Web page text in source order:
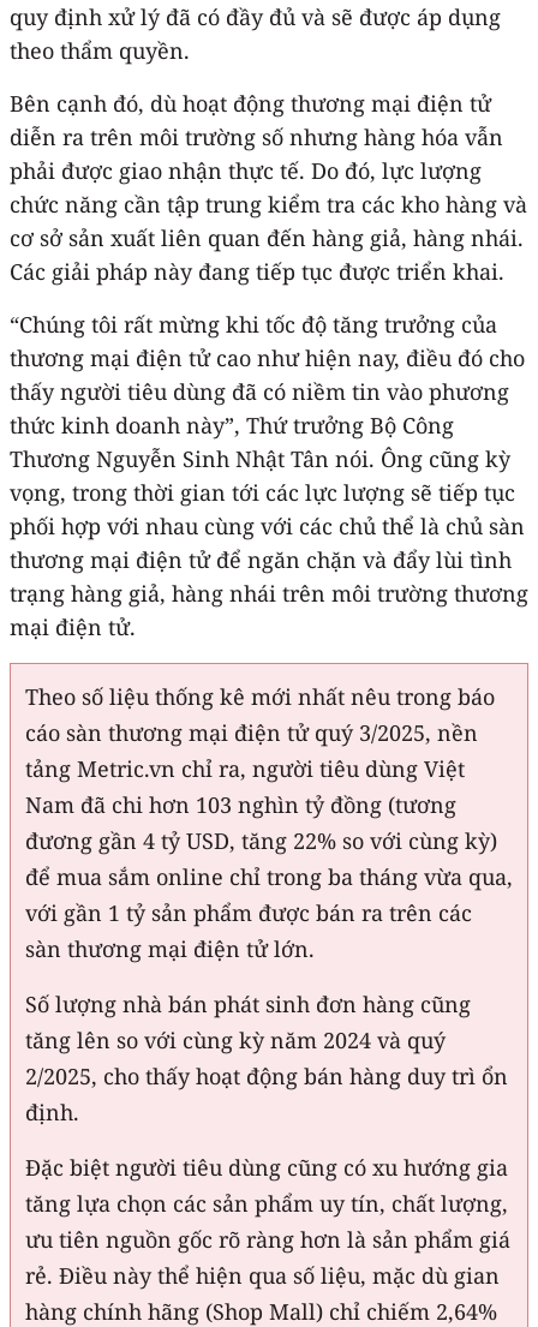
quy định xử lý đã có đầy đủ và sẽ được áp dụng
theo thẩm quyền.
Bên cạnh đó, dù hoạt động thương mại điện tử
diễn ra trên môi trường số nhưng hàng hóa vẫn
phải được giao nhận thực tế. Do đó, lực lượng
chức năng cần tập trung kiểm tra các kho hàng và
cơ sở sản xuất liên quan đến hàng giả, hàng nhái.
Các giải pháp này đang tiếp tục được triển khai.
“Chúng tôi rất mừng khi tốc độ tăng trưởng của
thương mại điện tử cao như hiện nay, điều đó cho
thấy người tiêu dùng đã có niềm tin vào phương
thức kinh doanh này”, Thứ trưởng Bộ Công
Thương Nguyễn Sinh Nhật Tân nói. Ông cũng kỳ
vọng, trong thời gian tới các lực lượng sẽ tiếp tục
phối hợp với nhau cùng với các chủ thể là chủ sàn
thương mại điện tử để ngăn chặn và đẩy lùi tình
trạng hàng giả, hàng nhái trên môi trường thương
mại điện tử.
Theo số liệu thống kê mới nhất nêu trong báo
cáo sàn thương mại điện tử quý 3/2025, nền
tảng Metric.vn chỉ ra, người tiêu dùng Việt
Nam đã chi hơn 103 nghìn tỷ đồng (tương
đương gần 4 tỷ USD, tăng 22% so với cùng kỳ)
để mua sắm online chỉ trong ba tháng vừa qua,
với gần 1 tỷ sản phẩm được bán ra trên các
sàn thương mại điện tử lớn.
Số lượng nhà bán phát sinh đơn hàng cũng
tăng lên so với cùng kỳ năm 2024 và quý
2/2025, cho thấy hoạt động bán hàng duy trì ổn
định.
Đặc biệt người tiêu dùng cũng có xu hướng gia
tăng lựa chọn các sản phẩm uy tín, chất lượng,
ưu tiên nguồn gốc rõ ràng hơn là sản phẩm giá
rẻ. Điều này thể hiện qua số liệu, mặc dù gian
hàng chính hãng (Shop Mall) chỉ chiếm 2,64%